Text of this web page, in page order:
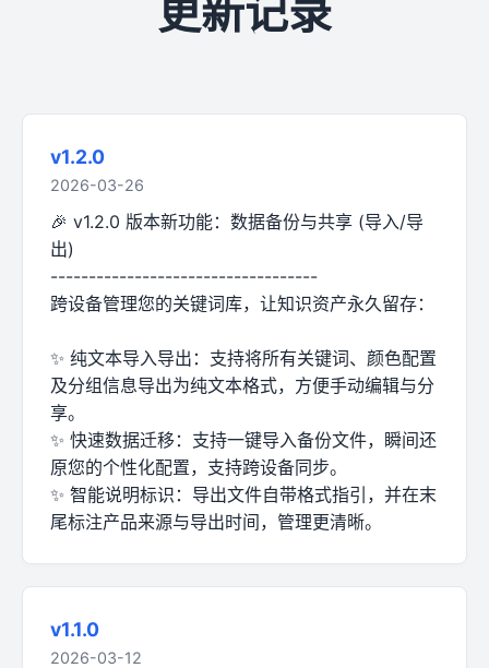
更新记录
v1.2.0
2026-03-26
🎉 v1.2.0 版本新功能：数据备份与共享 (导入/导
出)
-----------------------------------
跨设备管理您的关键词库，让知识资产永久留存：
✨ 纯文本导入导出：支持将所有关键词、颜色配置
及分组信息导出为纯文本格式，方便手动编辑与分
享。
✨ 快速数据迁移：支持一键导入备份文件，瞬间还
原您的个性化配置，支持跨设备同步。
✨ 智能说明标识：导出文件自带格式指引，并在末
尾标注产品来源与导出时间，管理更清晰。
v1.1.0
2026-03-12